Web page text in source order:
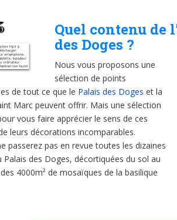
Quel contenu de
des Doges ?
Nous vous proposons une
sélection de points
de tout ce que le Palais des Doges et la
Marc peuvent offrir. Mais une sélection
vous faire apprécier le sens de ces
leurs décorations incomparables.
passerez pas en revue toutes les dizaines
Palais des Doges, décortiquées du sol au
4000m² de mosaïques de la basilique